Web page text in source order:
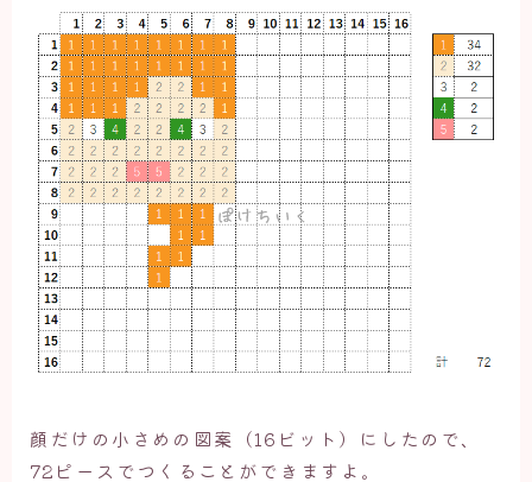
顔だけの小さめの図案（16ビット）にしたので、
72ピースでつくることができますよ。